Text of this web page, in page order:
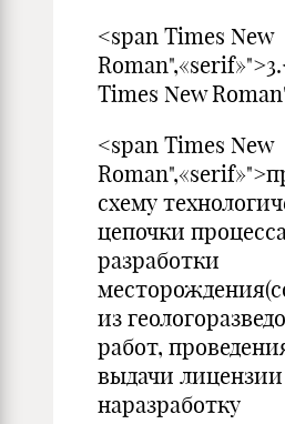
<span Times New
Times New
<span Times New
схему
цепочки
разработки
из
работ,
выдачи лицензии
наразработку